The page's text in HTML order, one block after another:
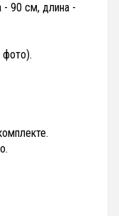
- 90 см, длина -